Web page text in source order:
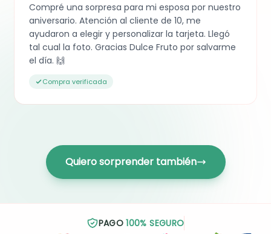
Compré una sorpresa para mi esposa por nuestro
aniversario. Atención al cliente de 10, me
ayudaron a elegir y personalizar la tarjeta. Llegó
tal cual la foto. Gracias Dulce Fruto por salvarme
el día. 🙌
Compra verificada
Quiero sorprender también
PAGO100% SEGURO